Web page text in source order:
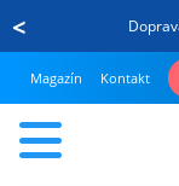
<
Magazín Kontakt